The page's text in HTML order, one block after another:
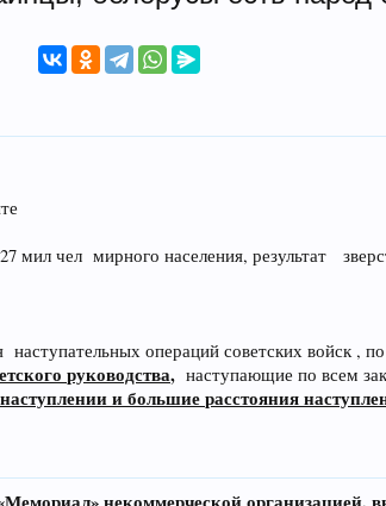
мил чел мирного населения, результат
операций советских войск ,
руководства, наступающие по всем
и большие расстояния